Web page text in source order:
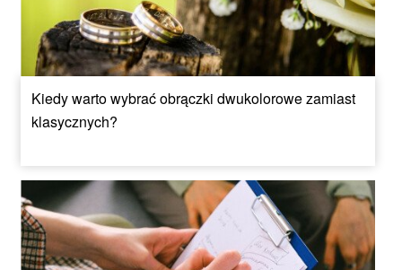
Kiedy warto wybrać obrączki dwukolorowe zamiast
klasycznych?